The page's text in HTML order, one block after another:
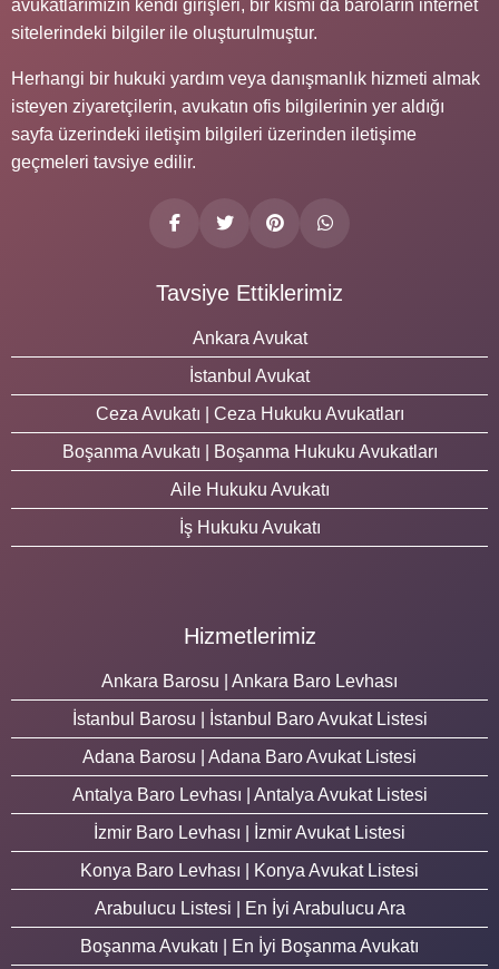
avukatlarımızın kendi girişleri, bir kısmı da baroların internet
sitelerindeki bilgiler ile oluşturulmuştur.
Herhangi bir hukuki yardım veya danışmanlık hizmeti almak
isteyen ziyaretçilerin, avukatın ofis bilgilerinin yer aldığı
sayfa üzerindeki iletişim bilgileri üzerinden iletişime
geçmeleri tavsiye edilir.
Tavsiye Ettiklerimiz
Ankara Avukat
İstanbul Avukat
Ceza Avukatı | Ceza Hukuku Avukatları
Boşanma Avukatı | Boşanma Hukuku Avukatları
Aile Hukuku Avukatı
İş Hukuku Avukatı
Hizmetlerimiz
Ankara Barosu | Ankara Baro Levhası
İstanbul Barosu | İstanbul Baro Avukat Listesi
Adana Barosu | Adana Baro Avukat Listesi
Antalya Baro Levhası | Antalya Avukat Listesi
İzmir Baro Levhası | İzmir Avukat Listesi
Konya Baro Levhası | Konya Avukat Listesi
Arabulucu Listesi | En İyi Arabulucu Ara
Boşanma Avukatı | En İyi Boşanma Avukatı